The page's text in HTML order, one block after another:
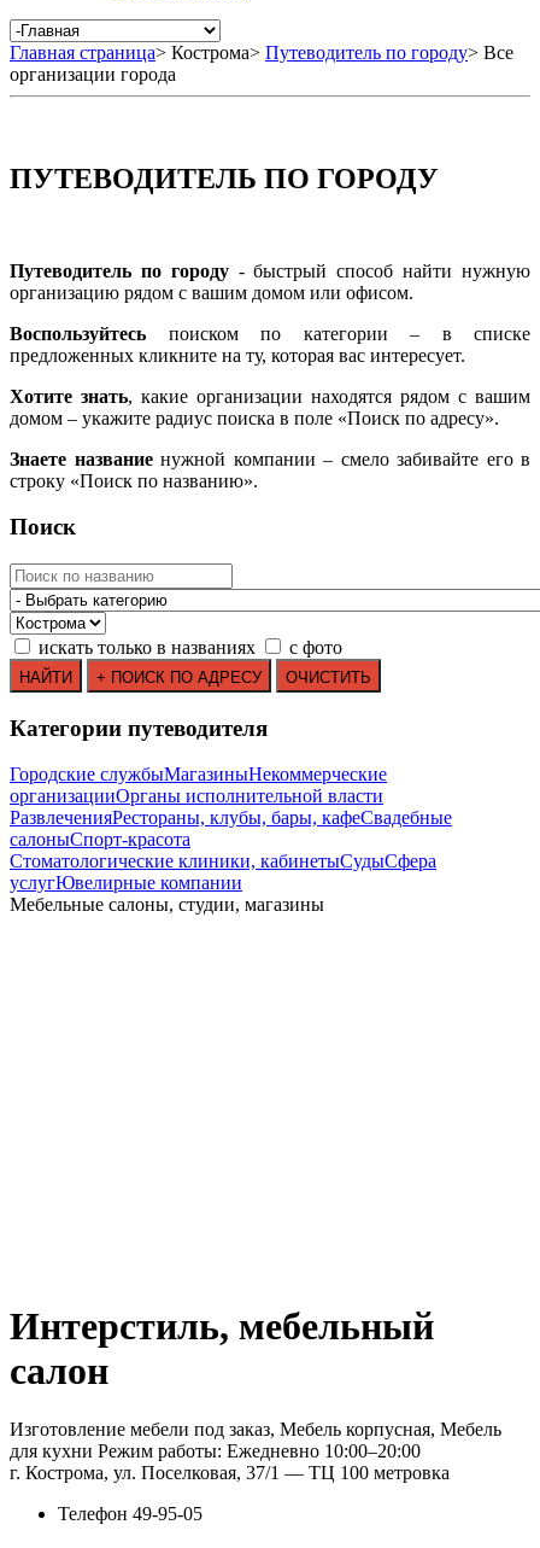
Главная страница> Кострома> Путеводитель по городу> Все
организации города
ПУТЕВОДИТЕЛЬ ПО ГОРОДУ
Путеводитель по городу- быстрый способ найти нужную
организацию рядом с вашим домом или офисом.
Воспользуйтесь поиском по категории – в списке
предложенных кликните на ту, которая вас интересует.
Хотите знать, какие организации находятся рядом с вашим
домом – укажите радиус поиска в поле «Поиск по адресу».
Знаете названиенужной компании – смело забивайте его в
строку «Поиск по названию».
Поиск
искать только в названиях с фото
Категории путеводителя
Городские службыМагазиныНекоммерческие
организацииОрганы исполнительной власти
РазвлеченияРестораны, клубы, бары, кафеСвадебные
салоныСпорт-красота
Стоматологические клиники, кабинетыСудыСфера
услугЮвелирные компании
Мебельные салоны, студии, магазины
Интерстиль, мебельный
салон
Изготовление мебели под заказ, Мебель корпусная, Мебель
для кухни Режим работы: Ежедневно 10:00–20:00
г. Кострома, ул. Поселковая, 37/1 — ТЦ 100 метровка
Телефон 49-95-05